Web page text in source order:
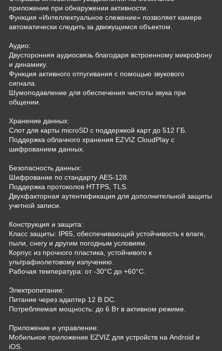
приложение при обнаружении активности.
Функция «Интеллектуальное слежение» позволяет камере
автоматически следить за движущимся объектом.
Аудио:
Двусторонняя аудиосвязь благодаря встроенному микрофону
и динамику.
Функция активного отпугивания с помощью звукового
сигнала.
Шумоподавление для обеспечения чистоты звука при
общении.
Хранение данных:
Слот для карты microSD с поддержкой карт до 512 ГБ.
Поддержка облачного хранения EZVIZ CloudPlay с
шифрованием данных.
Безопасность данных:
Шифрование по стандарту AES-128.
Поддержка протоколов HTTPS, TLS.
Двухфакторная аутентификация для дополнительной защиты
учетной записи.
Конструкция и защита:
Класс защиты: IP65, обеспечивающий устойчивость к влаге,
пыли, снегу и другим погодным условиям.
Корпус из прочного пластика, устойчивого к
ультрафиолетовому излучению.
Рабочая температура: от -30°C до +60°C.
Электропитание:
Питание через адаптер 12 В DC.
Потребляемая мощность: до 6 Вт в активном режиме.
Приложение и управление:
Мобильное приложение EZVIZ для устройств на Android и
iOS.